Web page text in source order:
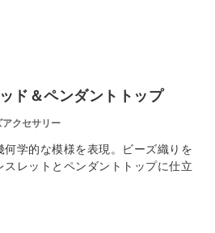
ド＆ペンダントトップ
アクセサリー
学的な模様を表現。ビーズ織りを
レットとペンダントトップに仕立